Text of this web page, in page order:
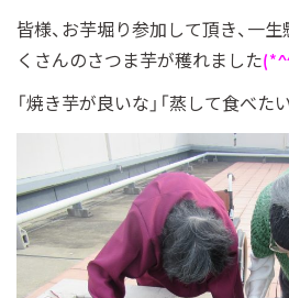
皆様、お芋堀り参加して頂き、一生
くさんのさつま芋が穫れました
「焼き芋が良いな」「蒸して食べた